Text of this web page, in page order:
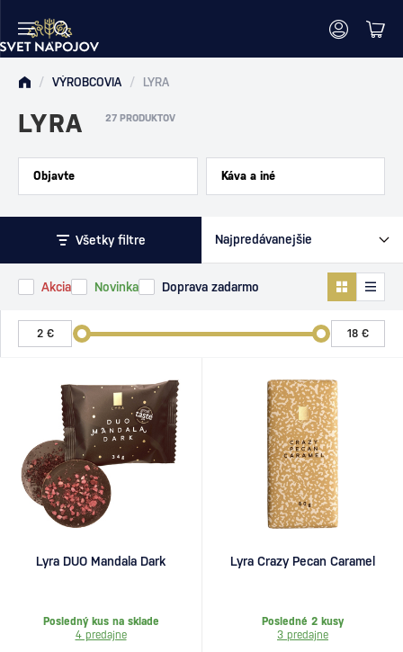
/ VÝROBCOVIA / LYRA
LYRA 27 PRODUKTOV
Objavte Káva a iné
Všetky filtre
Akcia Novinka Doprava zadarmo
Lyra DUO Mandala Dark
Posledný kus na sklade
4 predajne
Lyra Crazy Pecan Caramel
Posledné 2 kusy
3 predajne